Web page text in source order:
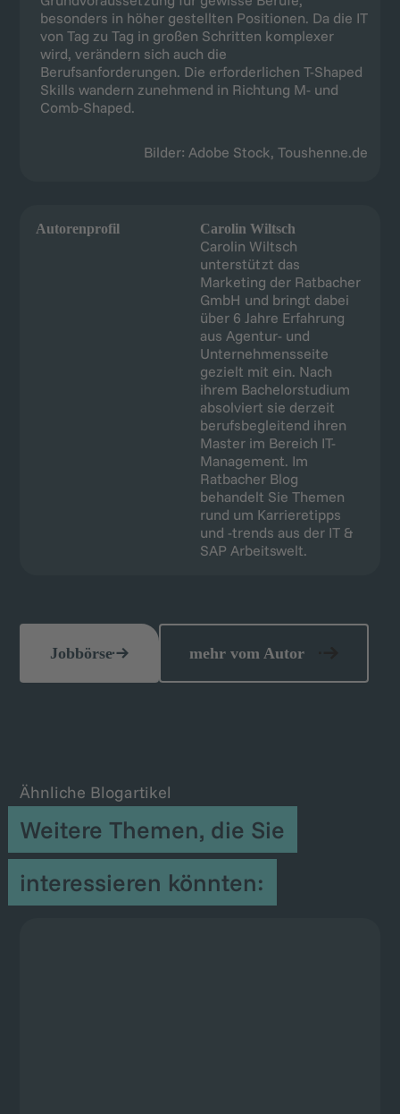
besonders in höher gestellten Positionen. Da die IT
von Tag zu Tag in großen Schritten komplexer
wird, verändern sich auch die
Berufsanforderungen. Die erforderlichen T-Shaped
Skills wandern zunehmend in Richtung M- und
Comb-Shaped.
Bilder: Adobe Stock, Toushenne.de
Autorenprofil Carolin Wiltsch
Carolin Wiltsch
unterstützt das
Marketing der Ratbacher
GmbH und bringt dabei
über 6 Jahre Erfahrung
aus Agentur- und
Unternehmensseite
gezielt mit ein. Nach
ihrem Bachelorstudium
absolviert sie derzeit
berufsbegleitend ihren
Master im Bereich IT-
Management. Im
Ratbacher Blog
behandelt Sie Themen
rund um Karrieretipps
und -trends aus der IT &
SAP Arbeitswelt.
Jobbörse mehr vom Autor
Ähnliche Blogartikel
Weitere Themen, die Sie
interessieren könnten: